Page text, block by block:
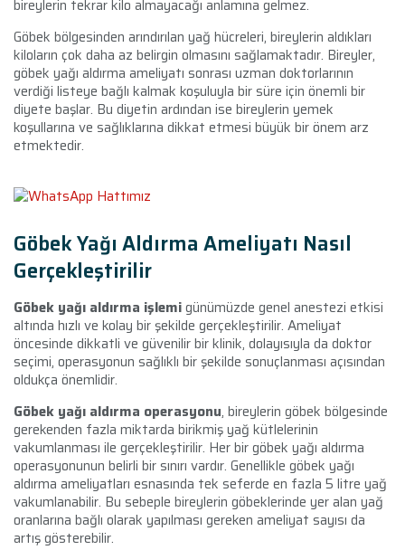
bireylerin tekrar kilo almayacağı anlamına gelmez.
Göbek bölgesinden arındırılan yağ hücreleri, bireylerin aldıkları
kiloların çok daha az belirgin olmasını sağlamaktadır. Bireyler,
göbek yağı aldırma ameliyatı sonrası uzman doktorlarının
verdiği listeye bağlı kalmak koşuluyla bir süre için önemli bir
diyete başlar. Bu diyetin ardından ise bireylerin yemek
koşullarına ve sağlıklarına dikkat etmesi büyük bir önem arz
etmektedir.
Göbek Yağı Aldırma Ameliyatı Nasıl
Gerçekleştirilir
Göbek yağı aldırma işlemigünümüzde genel anestezi etkisi
altında hızlı ve kolay bir şekilde gerçekleştirilir. Ameliyat
öncesinde dikkatli ve güvenilir bir klinik, dolayısıyla da doktor
seçimi, operasyonun sağlıklı bir şekilde sonuçlanması açısından
oldukça önemlidir.
Göbek yağı aldırma operasyonu, bireylerin göbek bölgesinde
gerekenden fazla miktarda birikmiş yağ kütlelerinin
vakumlanması ile gerçekleştirilir. Her bir göbek yağı aldırma
operasyonunun belirli bir sınırı vardır. Genellikle göbek yağı
aldırma ameliyatları esnasında tek seferde en fazla 5 litre yağ
vakumlanabilir. Bu sebeple bireylerin göbeklerinde yer alan yağ
oranlarına bağlı olarak yapılması gereken ameliyat sayısı da
artış gösterebilir.